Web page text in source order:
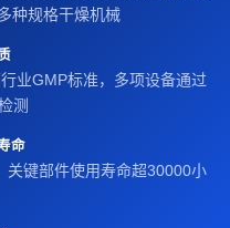
种规格干燥机械
业GMP标准，多项设备通过
测
命
关键部件使用寿命超30000小